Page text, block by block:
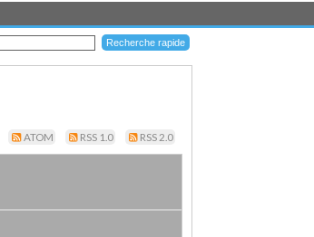
ATOM RSS 1.0 RSS 2.0